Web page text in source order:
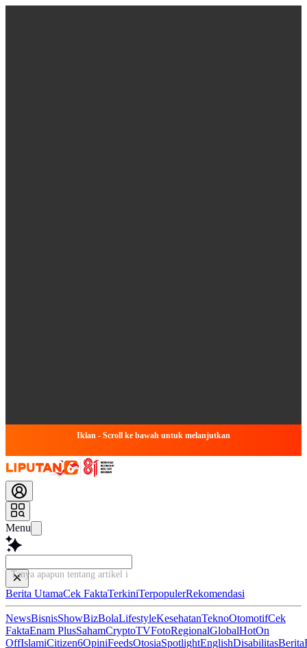
Iklan - Scroll ke bawah untuk melanjutkan
Menu
Tanya apapun tentang artikel ini...
Berita UtamaCek FaktaTerkiniTerpopulerRekomendasi
NewsBisnisShowBizBolaLifestyleKesehatanTeknoOtomotifCek
FaktaEnam PlusSahamCryptoTVFotoRegionalGlobalHotOn
OffIslamiCitizen6OpiniFeedsOtosiaSpotlightEnglishDisabilitasBerita